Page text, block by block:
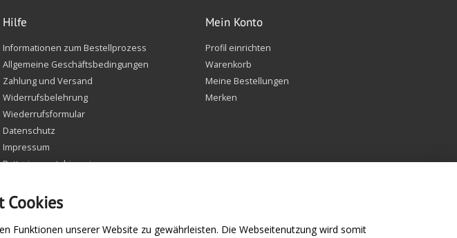
Hilfe
Informationen zum Bestellprozess
Allgemeine Geschäftsbedingungen
Zahlung und Versand
Widerrufsbelehrung
Wiederrufsformular
Datenschutz
Impressum
Batteriegesetzhinweise
Einstellungen Cookie
Mein Konto
Profil einrichten
Warenkorb
Meine Bestellungen
Merken
Cookies
Funktionen unserer Website zu gewährleisten. Die Webseitenutzung wird somit